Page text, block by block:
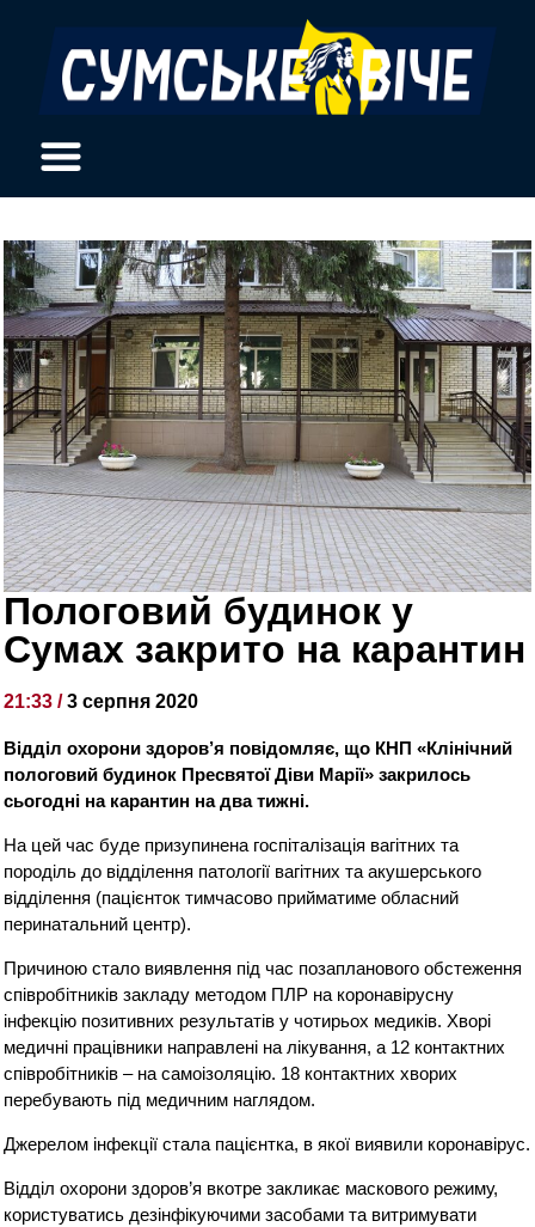
Пологовий будинок у
Сумах закрито на карантин
21:33 /3 серпня 2020
Відділ охорони здоров’я повідомляє, що КНП «Клінічний
пологовий будинок Пресвятої Діви Марії» закрилось
сьогодні на карантин на два тижні.
На цей час буде призупинена госпіталізація вагітних та
породіль до відділення патології вагітних та акушерського
відділення (пацієнток тимчасово прийматиме обласний
перинатальний центр).
Причиною стало виявлення під час позапланового обстеження
співробітників закладу методом ПЛР на коронавірусну
інфекцію позитивних результатів у чотирьох медиків. Хворі
медичні працівники направлені на лікування, а 12 контактних
співробітників – на самоізоляцію. 18 контактних хворих
перебувають під медичним наглядом.
Джерелом інфекції стала пацієнтка, в якої виявили коронавірус.
Відділ охорони здоров’я вкотре закликає маскового режиму,
користуватись дезінфікуючими засобами та витримувати